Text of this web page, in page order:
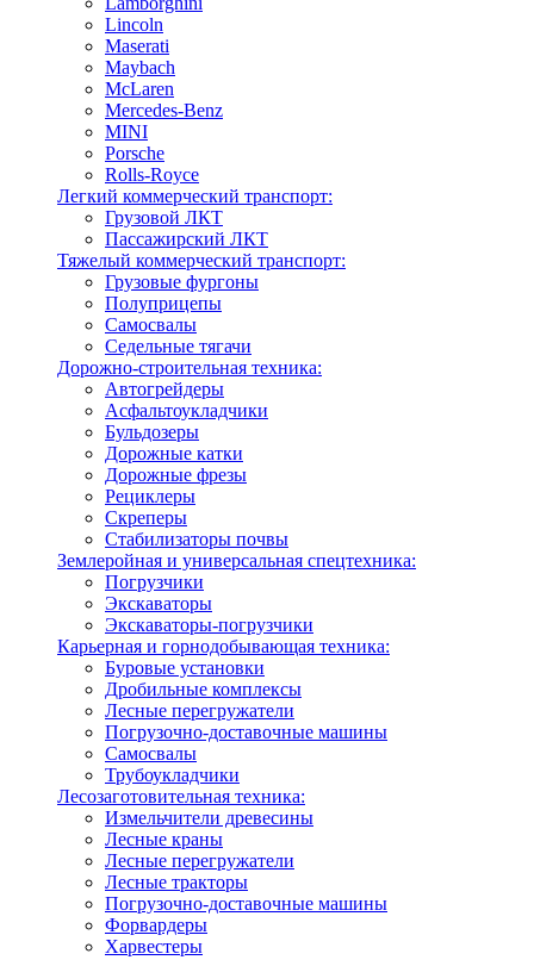
Lincoln
Maserati
Maybach
McLaren
Mercedes-Benz
MINI
Porsche
Rolls-Royce
Легкий коммерческий транспорт:
Грузовой ЛКТ
Пассажирский ЛКТ
Тяжелый коммерческий транспорт:
Грузовые фургоны
Полуприцепы
Самосвалы
Седельные тягачи
Дорожно-строительная техника:
Автогрейдеры
Асфальтоукладчики
Бульдозеры
Дорожные катки
Дорожные фрезы
Рециклеры
Скреперы
Стабилизаторы почвы
Землеройная и универсальная спецтехника:
Погрузчики
Экскаваторы
Экскаваторы-погрузчики
Карьерная и горнодобывающая техника:
Буровые установки
Дробильные комплексы
Лесные перегружатели
Погрузочно-доставочные машины
Самосвалы
Трубоукладчики
Лесозаготовительная техника:
Измельчители древесины
Лесные краны
Лесные перегружатели
Лесные тракторы
Погрузочно-доставочные машины
Форвардеры
Харвестеры